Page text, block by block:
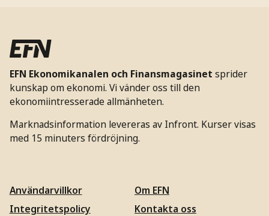
EFN Ekonomikanalen och Finansmagasinet sprider
kunskap om ekonomi. Vi vänder oss till den
ekonomiintresserade allmänheten.
Marknadsinformation levereras av Infront. Kurser visas
med 15 minuters fördröjning.
Användarvillkor
Integritetspolicy
Om EFN
Kontakta oss